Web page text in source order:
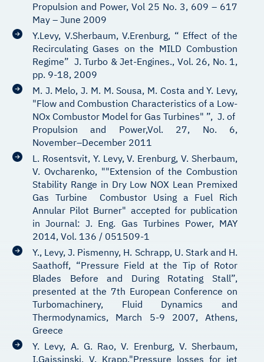
Propulsion and Power, Vol 25 No. 3, 609 – 617
May – June 2009
Y.Levy, V.Sherbaum, V.Erenburg, “ Effect of the
Recirculating Gases on the MILD Combustion
Regime” J. Turbo & Jet-Engines., Vol. 26, No. 1,
pp. 9-18, 2009
M. J. Melo, J. M. M. Sousa, M. Costa and Y. Levy,
"Flow and Combustion Characteristics of a Low-
NOx Combustor Model for Gas Turbines" ”, J. of
Propulsion and Power,Vol. 27, No. 6,
November–December 2011
L. Rosentsvit, Y. Levy, V. Erenburg, V. Sherbaum,
V. Ovcharenko, ""Extension of the Combustion
Stability Range in Dry Low NOX Lean Premixed
Gas Turbine Combustor Using a Fuel Rich
Annular Pilot Burner" accepted for publication
in Journal: J. Eng. Gas Turbines Power, MAY
2014, Vol. 136 / 051509-1
Y., Levy, J. Pismenny, H. Schrapp, U. Stark and H.
Saathoff, “Pressure Field at the Tip of Rotor
Blades Before and During Rotating Stall”,
presented at the 7th European Conference on
Turbomachinery, Fluid Dynamics and
Thermodynamics, March 5-9 2007, Athens,
Greece
Y. Levy, A. G. Rao, V. Erenburg, V. Sherbaum,
I.Gaissinski, V. Krapp,"Pressure losses for jet